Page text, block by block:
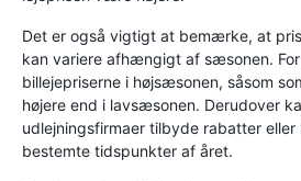
Det er også vigtigt at bemærke, at
kan variere afhængigt af sæsonen.
billejepriserne i højsæsonen, såsom
højere end i lavsæsonen. Derudover
udlejningsfirmaer tilbyde rabatter eller
bestemte tidspunkter af året.